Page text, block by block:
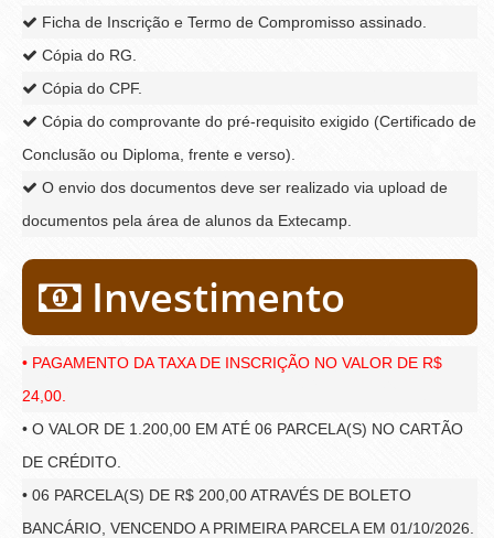
Ficha de Inscrição e Termo de Compromisso assinado.
Cópia do RG.
Cópia do CPF.
Cópia do comprovante do pré-requisito exigido (Certificado de
Conclusão ou Diploma, frente e verso).
O envio dos documentos deve ser realizado via upload de
documentos pela área de alunos da Extecamp.
Investimento
• PAGAMENTO DA TAXA DE INSCRIÇÃO NO VALOR DE R$
24,00.
• O VALOR DE 1.200,00 EM ATÉ 06 PARCELA(S) NO CARTÃO
DE CRÉDITO.
• 06 PARCELA(S) DE R$ 200,00 ATRAVÉS DE BOLETO
BANCÁRIO, VENCENDO A PRIMEIRA PARCELA EM 01/10/2026.